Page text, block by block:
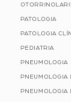
PATOLOGIA
PATOLOGIA
PEDIATRIA
PNEUMOLOGIA
PNEUMOLOGIA
PNEUMOLOGIA